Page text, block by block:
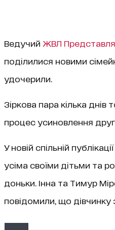
Ведучий ЖВЛ
поділилися новими
удочерили.
Зіркова пара кілька
процес усиновлення
У новій спільній
усіма своїми дітьми та
доньки. Інна та Тимур
повідомили, що дівчинку